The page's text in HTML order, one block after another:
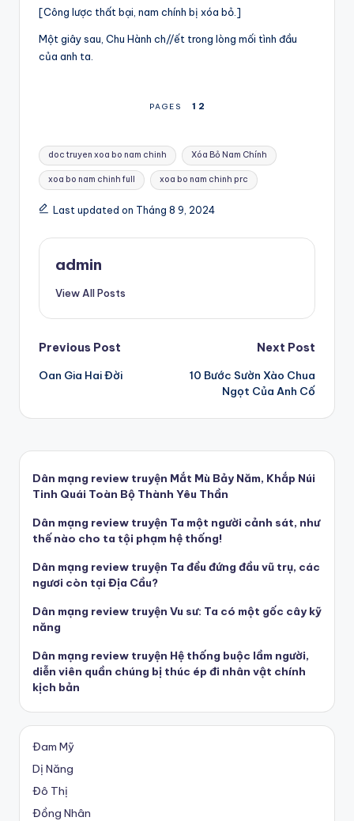
[Công lược thất bại, nam chính bị xóa bỏ.]
Một giây sau, Chu Hành ch//ết trong lòng mối tình đầu
của anh ta.
PAGES 1 2
Tags:
doc truyen xoa bo nam chinh Xóa Bỏ Nam Chính
xoa bo nam chinh full xoa bo nam chinh prc
Last updated on Tháng 8 9, 2024
admin
View All Posts
Post
navigation
Previous Post
Oan Gia Hai Đời
Next Post
10 Bước Sườn Xào Chua
Ngọt Của Anh Cố
Dân mạng review truyện Mắt Mù Bảy Năm, Khắp Núi
Tinh Quái Toàn Bộ Thành Yêu Thần
Dân mạng review truyện Ta một người cảnh sát, như
thế nào cho ta tội phạm hệ thống!
Dân mạng review truyện Ta đều đứng đầu vũ trụ, các
ngươi còn tại Địa Cầu?
Dân mạng review truyện Vu sư: Ta có một gốc cây kỹ
năng
Dân mạng review truyện Hệ thống buộc lầm người,
diễn viên quần chúng bị thúc ép đi nhân vật chính
kịch bản
Đam Mỹ
Dị Năng
Đô Thị
Đồng Nhân